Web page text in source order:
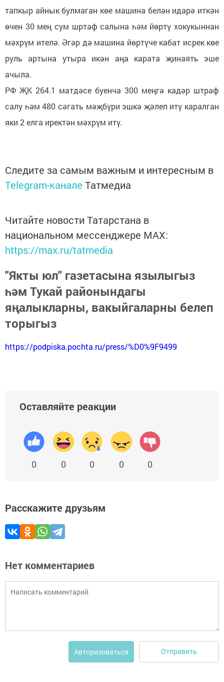
тапкыр айнык булмаган көе машина белән идарә иткән
өчен 30 мең сум шртаф салына һәм йөртү хокукыннан
мәхрүм ителә. Әгәр дә машина йөртүче кабат исрек көе
руль артына утыра икән аңа карата җинаять эше
ачыла.
РФ ҖК 264.1 матдәсе буенча 300 меңгә кадәр штраф
салу һәм 480 сәгать мәҗбүри эшкә җәлеп итү каралган
яки 2 елга иректән мәхрүм итү.
Следите за самым важным и интересным в
Telegram-канале Татмедиа
Читайте новости Татарстана в
национальном мессенджере MАХ:
https://max.ru/tatmedia
"Якты юл" газетасына язылыгыз
һәм Тукай районындагы
яңалыкларны, вакыйгаларны белеп
торыгыз
https://podpiska.pochta.ru/press/%D0%9F9499
Оставляйте реакции
0 0 0 0 0
Расскажите друзьям
Нет комментариев
Авторизоваться Отправить